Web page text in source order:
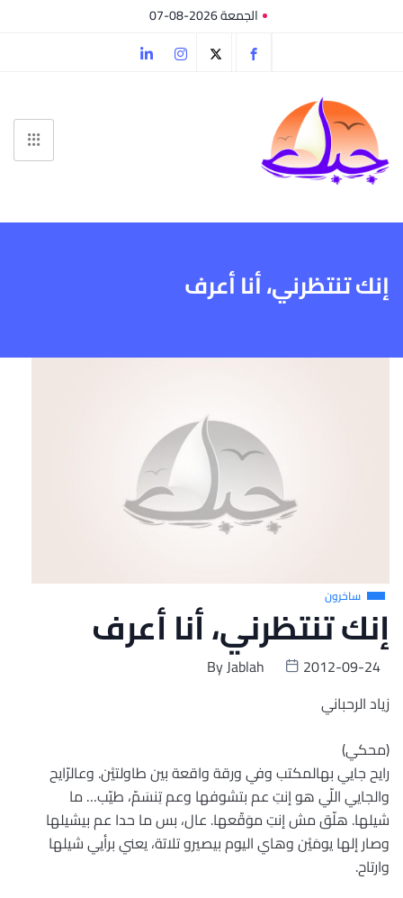
الجمعة 2026-08-07
إنك تنتظرني، أنا أعرف
ساخرون
إنك تنتظرني، أنا أعرف
ByJablah
2012-09-24
زياد الرحباني
(محكي)
رايح جايي بهالمكتب وفي ورقة واقعة بين طاولتيْن. وعالرّايح
والجايي اللّي هو إنتِ عم بتشوفها وعم تِنسَمّ، طيّب… ما
شيلها. هلّق مش إنتِ موَقّعها. عال، بس ما حدا عم بيشيلها
وصار إلها يومَيْن وهاي اليوم بيصيرو تلاتة، يعني برأيي شيلها
وارتاح.